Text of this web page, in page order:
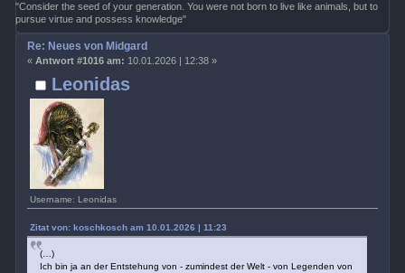
"Consider the seed of your generation. You were not born to live like animals, but to
pursue virtue and possess knowledge"
Leonidas
Username: Leonidas
Re: Neues von Midgard
« Antwort #1016 am: 10.01.2026 | 12:38 »
Zitat von: koschkosch am 10.01.2026 | 11:23
(…)
Ich bin ja an der Entstehung von - zumindest der Welt - von Legenden von